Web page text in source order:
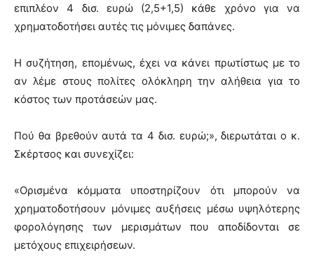
επιπλέον 4 δισ. ευρώ (2,5+1,5) κάθε χρόνο για να
χρηματοδοτήσει αυτές τις μόνιμες δαπάνες.
Η συζήτηση, επομένως, έχει να κάνει πρωτίστως με το
αν λέμε στους πολίτες ολόκληρη την αλήθεια για το
κόστος των προτάσεών μας.
Πού θα βρεθούν αυτά τα 4 δισ. ευρώ;», διερωτάται ο κ.
Σκέρτσος και συνεχίζει:
«Ορισμένα κόμματα υποστηρίζουν ότι μπορούν να
χρηματοδοτήσουν μόνιμες αυξήσεις μέσω υψηλότερης
φορολόγησης των μερισμάτων που αποδίδονται σε
μετόχους επιχειρήσεων.